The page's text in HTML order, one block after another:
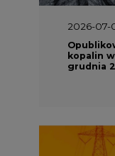
2026-07-
kopalin
grudnia